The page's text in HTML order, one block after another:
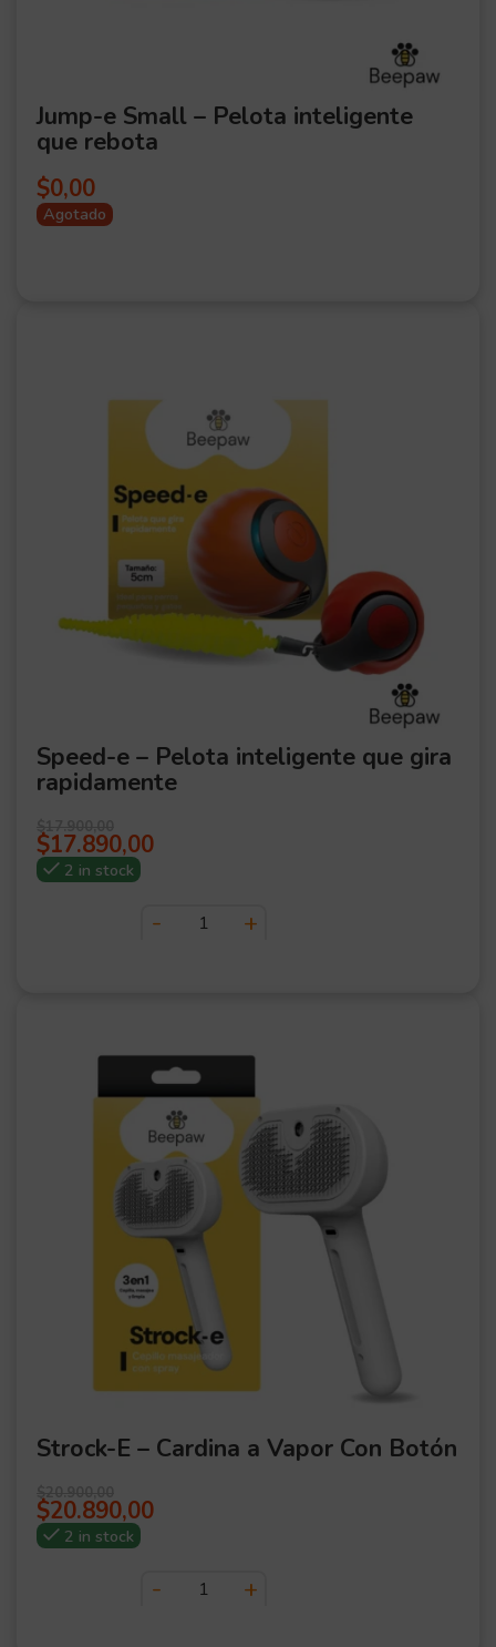
Jump-e Small – Pelota inteligente
que rebota
$0,00
Agotado
Speed-e – Pelota inteligente que gira
rapidamente
$
$17.890,00
2 in stock
Strock-E – Cardina a Vapor Con Botón
$
$20.890,00
2 in stock